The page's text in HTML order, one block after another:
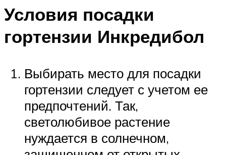
Условия посадки
гортензии Инкредибол
Выбирать место для посадки
гортензии следует с учетом ее
предпочтений. Так,
светолюбивое растение
нуждается в солнечном,